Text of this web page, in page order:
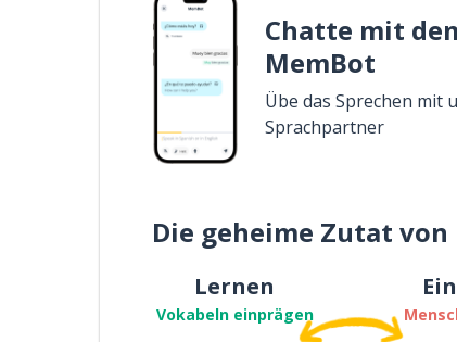
Chatte mit
MemBot
Übe das Sprechen mit
Sprachpartner
Die geheime Zutat von
Lernen
Vokabeln einprägen